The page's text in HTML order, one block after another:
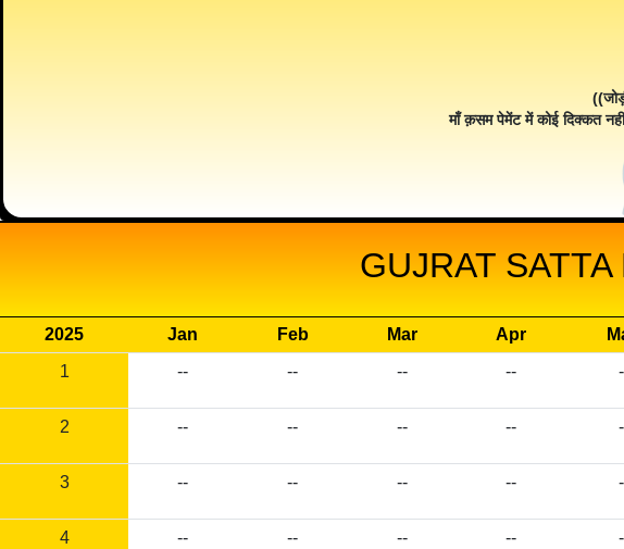
माँ क़सम पेमेंट में कोई दिक्कत
GUJRAT
2025 Jan Feb Mar Apr
1
-- -- -- --
2 -- -- -- --
3 -- -- -- --
4 -- -- -- --